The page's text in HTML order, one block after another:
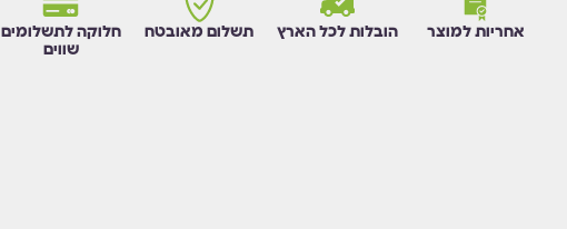
אחריות למוצר הובלות לכל הארץ תשלום מאובטח
חלוקה לתשלומים
שווים